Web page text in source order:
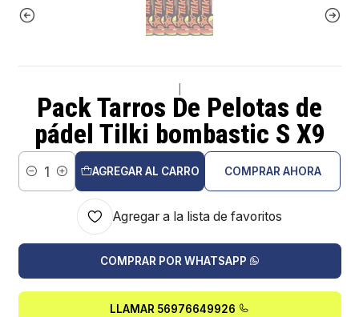
Pack Tarros De Pelotas de
pádel Tilki bombastic S X9
Cantidad
AGREGAR AL CARRO COMPRAR AHORA
Agregar a la lista de favoritos
COMPRAR POR WHATSAPP
LLAMAR 56976649926